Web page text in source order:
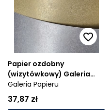
Papier ozdobny
(wizytówkowy) Galeria
Papieru millenium srebrny
A3 - srebrny 270 g
(207325)
Galeria Papieru
37,87 zł